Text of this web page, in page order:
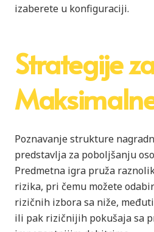
izaberete u konfiguraciji.
Strategije
Poznavanje strukture
predstavlja za poboljšanju
Predmetna igra pruža
rizika, pri čemu možete
rizičnih izbora sa niže,
ili pak rizičnijih pokušaja sa